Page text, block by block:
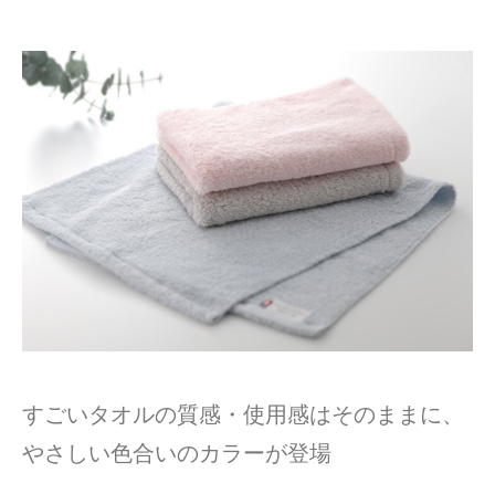
すごいタオルの質感・使用感はそのままに、
やさしい色合いのカラーが登場